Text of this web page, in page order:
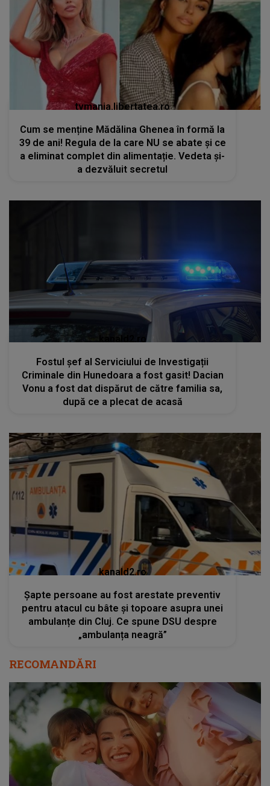
tvmania.libertatea.ro
Cum se menține Mădălina Ghenea în formă la
39 de ani! Regula de la care NU se abate și ce
a eliminat complet din alimentație. Vedeta și-
a dezvăluit secretul
kanald2.ro
Fostul șef al Serviciului de Investigații
Criminale din Hunedoara a fost gasit! Dacian
Vonu a fost dat dispărut de către familia sa,
după ce a plecat de acasă
kanald2.ro
Șapte persoane au fost arestate preventiv
pentru atacul cu bâte și topoare asupra unei
ambulanțe din Cluj. Ce spune DSU despre
„ambulanța neagră”
RECOMANDĂRI